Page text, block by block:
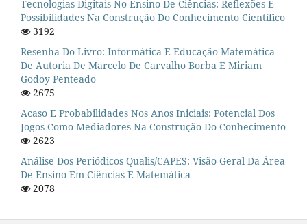
Tecnologias Digitais No Ensino De Ciências: Reflexões E
Possibilidades Na Construção Do Conhecimento Científico
3192
Resenha Do Livro: Informática E Educação Matemática
De Autoria De Marcelo De Carvalho Borba E Miriam
Godoy Penteado
2675
Acaso E Probabilidades Nos Anos Iniciais: Potencial Dos
Jogos Como Mediadores Na Construção Do Conhecimento
2623
Análise Dos Periódicos Qualis/CAPES: Visão Geral Da Área
De Ensino Em Ciências E Matemática
2078